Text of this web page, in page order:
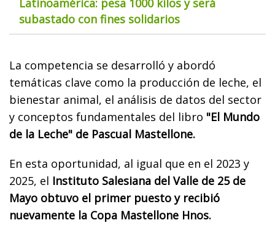
Latinoamérica: pesa 1000 kilos y será
subastado con fines solidarios
La competencia se desarrolló y abordó
temáticas clave como la producción de leche, el
bienestar animal, el análisis de datos del sector
y conceptos fundamentales del libro "El Mundo
de la Leche" de Pascual Mastellone.
En esta oportunidad, al igual que en el 2023 y
2025, el Instituto Salesiana del Valle de 25 de
Mayo obtuvo el primer puesto y recibió
nuevamente la Copa Mastellone Hnos.